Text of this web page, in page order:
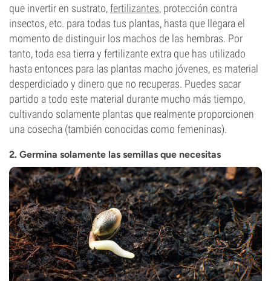
que invertir en sustrato,fertilizantes, protección contra
insectos, etc. para todas tus plantas, hasta que llegara el
momento de distinguir los machos de las hembras. Por
tanto, toda esa tierra y fertilizante extra que has utilizado
hasta entonces para las plantas macho jóvenes, es material
desperdiciado y dinero que no recuperas. Puedes sacar
partido a todo este material durante mucho más tiempo,
cultivando solamente plantas que realmente proporcionen
una cosecha (también conocidas como femeninas).
2. Germina solamente las semillas que necesitas